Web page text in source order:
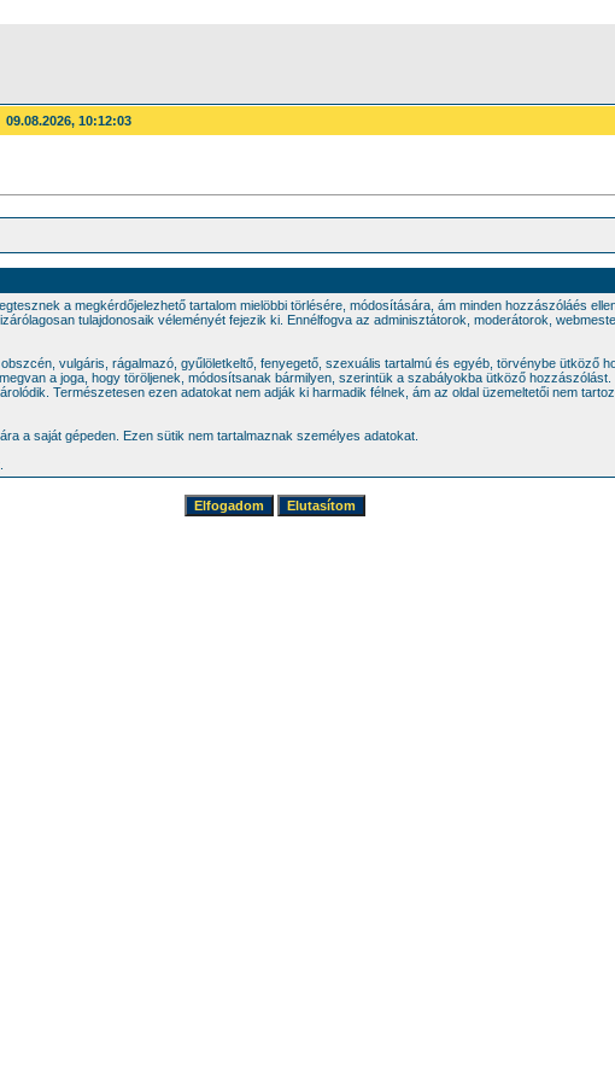
09.08.2026, 10:12:03
a megkérdőjelezhető tartalom mielöbbi törlésére, módosítására, ám minden hozzászóláés
tulajdonosaik véleményét fejezik ki. Ennélfogva az adminisztátorok, moderátorok,
vulgáris, rágalmazó, gyűlöletkeltő, fenyegető, szexuális tartalmú és egyéb, törvénybe ütköző
a joga, hogy töröljenek, módosítsanak bármilyen, szerintük a szabályokba ütköző
Természetesen ezen adatokat nem adják ki harmadik félnek, ám az oldal üzemeltetői nem
a saját gépeden. Ezen sütik nem tartalmaznak személyes adatokat.